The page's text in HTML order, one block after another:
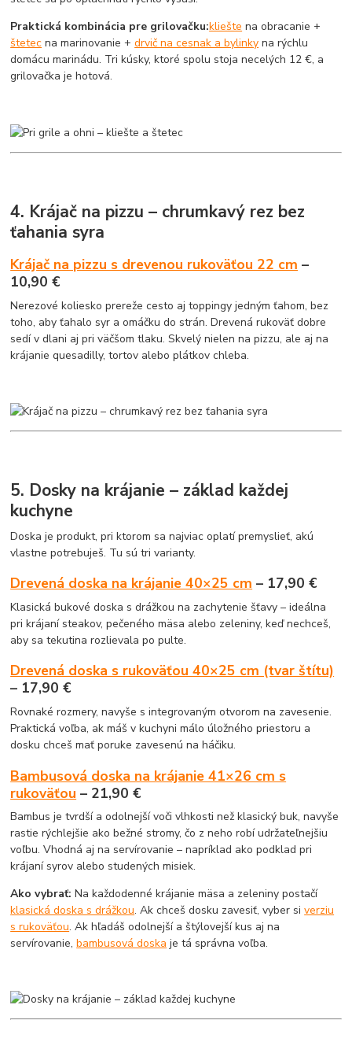
Praktická kombinácia pre grilovačku:kliešte na obracanie +
štetec na marinovanie +drvič na cesnak a bylinky na rýchlu
domácu marinádu. Tri kúsky, ktoré spolu stoja necelých 12 €, a
grilovačka je hotová.
4. Krájač na pizzu – chrumkavý rez bez
ťahania syra
Krájač na pizzu s drevenou rukoväťou 22 cm –
10,90 €
Nerezové koliesko prereže cesto aj toppingy jedným ťahom, bez
toho, aby ťahalo syr a omáčku do strán. Drevená rukoväť dobre
sedí v dlani aj pri väčšom tlaku. Skvelý nielen na pizzu, ale aj na
krájanie quesadilly, tortov alebo plátkov chleba.
5. Dosky na krájanie – základ každej
kuchyne
Doska je produkt, pri ktorom sa najviac oplatí premyslieť, akú
vlastne potrebuješ. Tu sú tri varianty.
Drevená doska na krájanie 40×25 cm – 17,90 €
Klasická bukové doska s drážkou na zachytenie šťavy – ideálna
pri krájaní steakov, pečeného mäsa alebo zeleniny, keď nechceš,
aby sa tekutina rozlievala po pulte.
Drevená doska s rukoväťou 40×25 cm (tvar štítu)
– 17,90 €
Rovnaké rozmery, navyše s integrovaným otvorom na zavesenie.
Praktická voľba, ak máš v kuchyni málo úložného priestoru a
dosku chceš mať poruke zavesenú na háčiku.
Bambusová doska na krájanie 41×26 cm s
rukoväťou – 21,90 €
Bambus je tvrdší a odolnejší voči vlhkosti než klasický buk, navyše
rastie rýchlejšie ako bežné stromy, čo z neho robí udržateľnejšiu
voľbu. Vhodná aj na servírovanie – napríklad ako podklad pri
krájaní syrov alebo studených misiek.
Ako vybrať: Na každodenné krájanie mäsa a zeleniny postačí
klasická doska s drážkou. Ak chceš dosku zavesiť, vyber siverziu
s rukoväťou. Ak hľadáš odolnejší a štýlovejší kus aj na
servírovanie,bambusová doska je tá správna voľba.